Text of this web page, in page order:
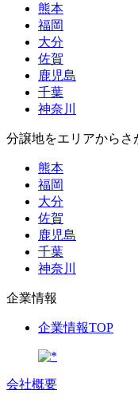
熊本
福岡
大分
佐賀
鹿児島
千葉
神奈川
分譲地をエリアからさ
熊本
福岡
大分
佐賀
鹿児島
千葉
神奈川
企業情報
企業情報TOP
会社概要